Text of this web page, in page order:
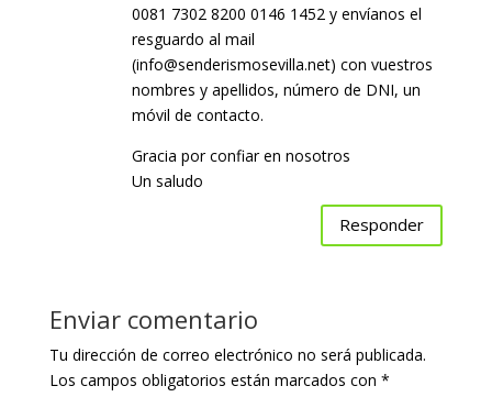
0081 7302 8200 0146 1452 y envíanos el
resguardo al mail
(info@senderismosevilla.net) con vuestros
nombres y apellidos, número de DNI, un
móvil de contacto.
Gracia por confiar en nosotros
Un saludo
Responder
Enviar comentario
Tu dirección de correo electrónico no será publicada.
Los campos obligatorios están marcados con *